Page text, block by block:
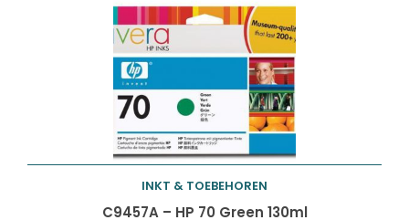
Toevoegen aan
INKT & TOEBEHOREN
C9457A – HP 70 Green 130ml